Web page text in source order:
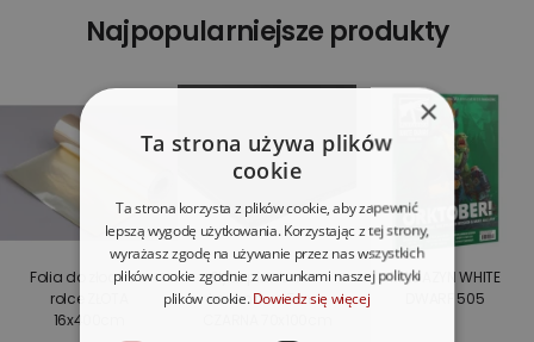
Najpopularniejsze produkty
Folia do złoceń w
rolce ZŁOTA
16x400cm
Płyta piankowo-
kartonowa 5mm
MAGAZYN WHITE
DWARF 505
×
Ta strona używa plików
cookie
Ta strona korzysta z plików cookie, aby zapewnić
lepszą wygodę użytkowania. Korzystając z tej strony,
wyrażasz zgodę na używanie przez nas wszystkich
plików cookie zgodnie z warunkami naszej polityki
plików cookie. Dowiedz się więcej